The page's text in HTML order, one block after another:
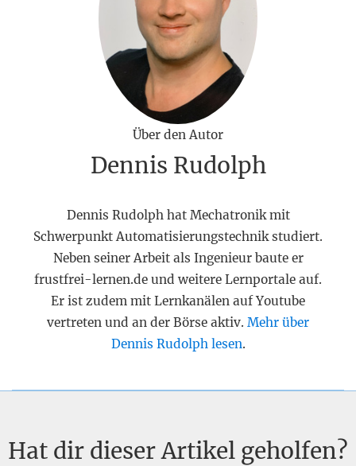
Über den Autor
Dennis Rudolph
Dennis Rudolph hat Mechatronik mit
Schwerpunkt Automatisierungstechnik studiert.
Neben seiner Arbeit als Ingenieur baute er
frustfrei-lernen.de und weitere Lernportale auf.
Er ist zudem mit Lernkanälen auf Youtube
vertreten und an der Börse aktiv. Mehr über
Dennis Rudolph lesen.
Hat dir dieser Artikel geholfen?